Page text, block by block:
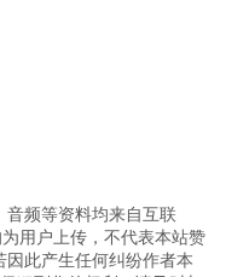
频等资料均来自互联
用户上传，不代表本站赞
此产生任何纠纷作者本